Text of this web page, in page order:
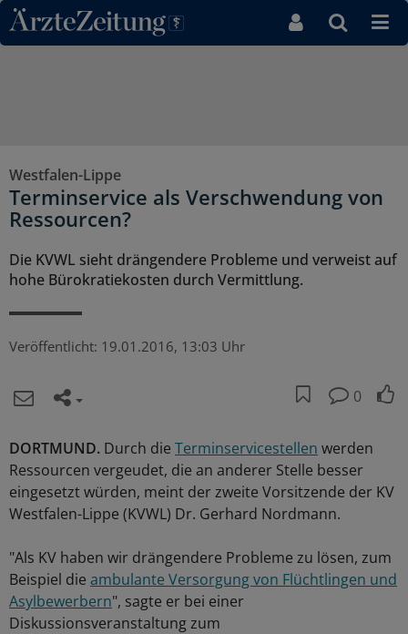
Direkt zum Inhaltsbereich
Westfalen-Lippe
Terminservice als Verschwendung von
Ressourcen?
Die KVWL sieht drängendere Probleme und verweist auf
hohe Bürokratiekosten durch Vermittlung.
Veröffentlicht: 19.01.2016, 13:03 Uhr
0
DORTMUND. Durch die Terminservicestellen werden
Ressourcen vergeudet, die an anderer Stelle besser
eingesetzt würden, meint der zweite Vorsitzende der KV
Westfalen-Lippe (KVWL) Dr. Gerhard Nordmann.
"Als KV haben wir drängendere Probleme zu lösen, zum
Beispiel die ambulante Versorgung von Flüchtlingen und
Asylbewerbern", sagte er bei einer
Diskussionsveranstaltung zum